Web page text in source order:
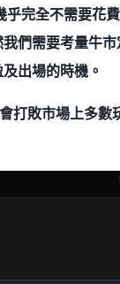
乎完全不需要花
們需要考量牛市
出場的時機。
打敗市場上多數